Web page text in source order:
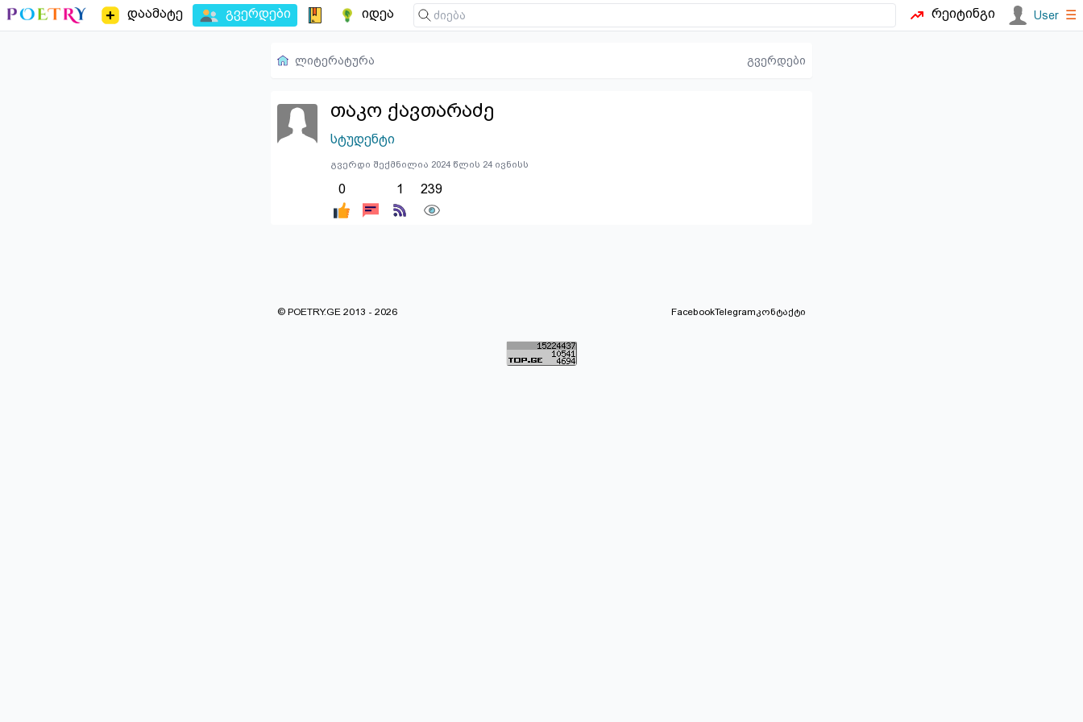
დაამატე გვერდები იდეა რეიტინგი User ☰
ლიტერატურა გვერდები
თაკო ქავთარაძე
სტუდენტი
გვერდი შექმნილია 2024 წლის 24 ივნისს
0 1 239
© POETRY.GE 2013 - 2026 FacebookTelegramკონტაქტი